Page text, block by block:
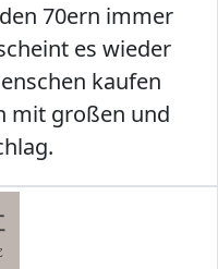
70ern immer
es wieder
kaufen
mit großen und